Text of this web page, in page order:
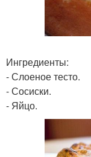
Ингредиенты:
- Слоеное тесто.
- Сосиски.
- Яйцо.